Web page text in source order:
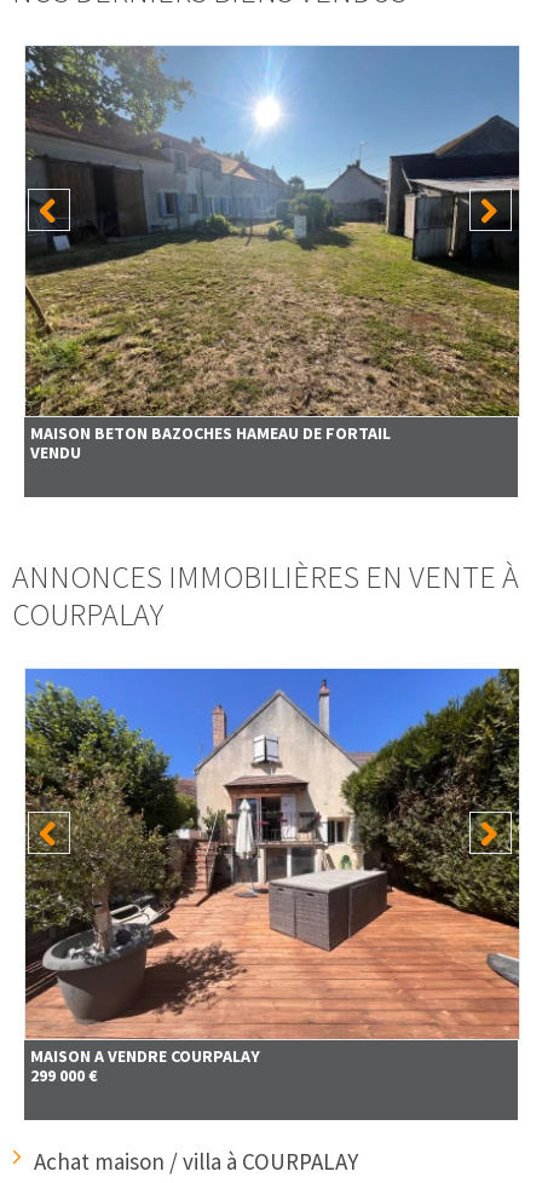
MAISON BETON BAZOCHES HAMEAU DE FORTAIL
VENDU
ANNONCES IMMOBILIÈRES EN VENTE À
COURPALAY
MAISON A VENDRE COURPALAY
299 000 €
Achat maison / villa à COURPALAY